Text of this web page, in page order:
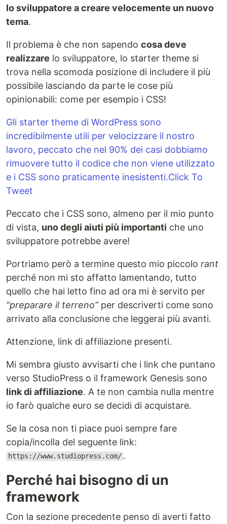
lo sviluppatore a creare velocemente un nuovo
tema.
Il problema è che non sapendo cosa deve
realizzare lo sviluppatore, lo starter theme si
trova nella scomoda posizione di includere il più
possibile lasciando da parte le cose più
opinionabili: come per esempio i CSS!
Gli starter theme di WordPress sono
incredibilmente utili per velocizzare il nostro
lavoro, peccato che nel 90% dei casi dobbiamo
rimuovere tutto il codice che non viene utilizzato
e i CSS sono praticamente inesistenti.Click To
Tweet
Peccato che i CSS sono, almeno per il mio punto
di vista, uno degli aiuti più importanti che uno
sviluppatore potrebbe avere!
Portriamo però a termine questo mio piccolo rant
perché non mi sto affatto lamentando, tutto
quello che hai letto fino ad ora mi è servito per
“preparare il terreno”per descriverti come sono
arrivato alla conclusione che leggerai più avanti.
Attenzione, link di affiliazione presenti.
Mi sembra giusto avvisarti che i link che puntano
verso StudioPress o il framework Genesis sono
link di affiliazione. A te non cambia nulla mentre
io farò qualche euro se decidi di acquistare.
Se la cosa non ti piace puoi sempre fare
copia/incolla del seguente link:
https://www.studiopress.com/ .
Perché hai bisogno di un
framework
Con la sezione precedente penso di averti fatto